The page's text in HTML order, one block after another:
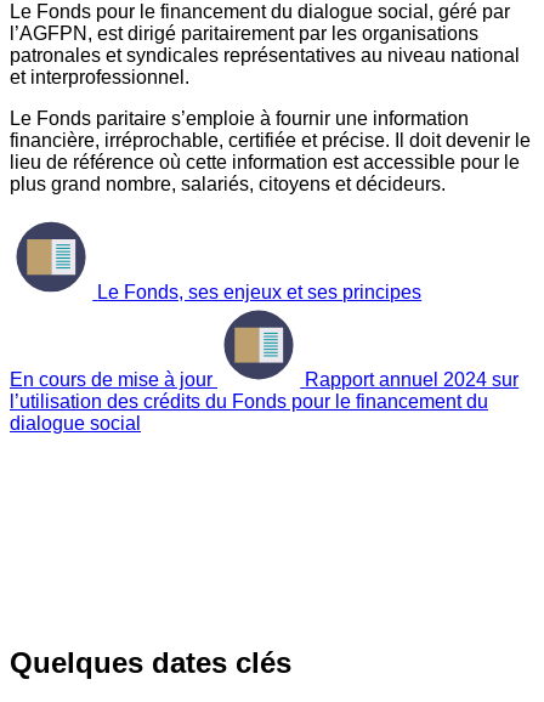
Le Fonds pour le financement du dialogue social, géré par
l’AGFPN, est dirigé paritairement par les organisations
patronales et syndicales représentatives au niveau national
et interprofessionnel.
Le Fonds paritaire s’emploie à fournir une information
financière, irréprochable, certifiée et précise. Il doit devenir le
lieu de référence où cette information est accessible pour le
plus grand nombre, salariés, citoyens et décideurs.
Le Fonds, ses enjeux et ses principes
En cours de mise à jour
Rapport annuel 2024 sur
l’utilisation des crédits du Fonds pour le financement du
dialogue social
Quelques dates clés